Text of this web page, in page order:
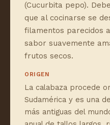
(Cucurbita pepo).
que al cocinarse se
filamentos parecidos
sabor suavemente
frutos secos.
ORIGEN
La calabaza procede
Sudamérica y es una
más antiguas del